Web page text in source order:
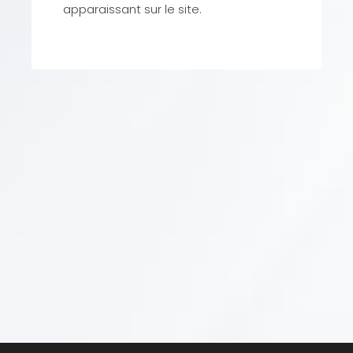
apparaissant sur le site.